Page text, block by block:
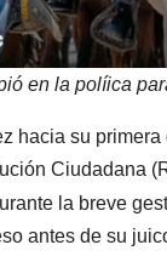
en la políica
hacia su
Ciudadana
la breve
antes de su